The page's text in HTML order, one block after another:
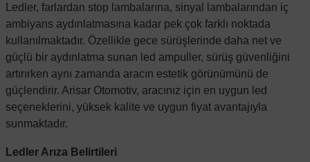
Ledler, farlardan stop lambalarına, sinyal lambalarından iç
ambiyans aydınlatmasına kadar pek çok farklı noktada
kullanılmaktadır. Özellikle gece sürüşlerinde daha net ve
güçlü bir aydınlatma sunan led ampuller, sürüş güvenliğini
artırırken aynı zamanda aracın estetik görünümünü de
güçlendirir. Arisar Otomotiv, aracınız için en uygun led
seçeneklerini, yüksek kalite ve uygun fiyat avantajıyla
sunmaktadır.
Ledler Arıza Belirtileri